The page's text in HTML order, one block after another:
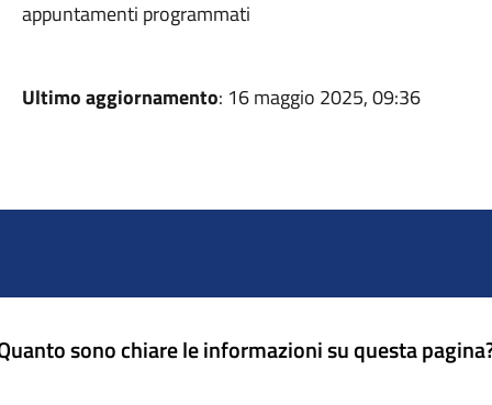
appuntamenti programmati
Ultimo aggiornamento: 16 maggio 2025, 09:36
sono chiare le informazioni su questa